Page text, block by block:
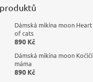
Dámská mikina moon Heart
of cats
890 Kč
Dámská mikina moon Kočičí
máma
890 Kč